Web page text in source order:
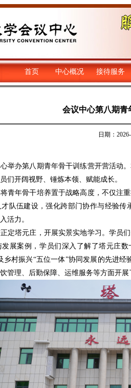
首页 中心概况 接待服务
会议中心第八期青
日期：
举办第八期青年骨干训练营开营活动
们开阔视野、锤炼本领、赋能成长。
青年骨干培养置于战略高度，不仅注
队伍建设，强化跨部门协作与经验
活力。
定塔元庄，开展实景实地学习。学员
展案例，学员们深入了解了塔元庄
乡村振兴“五位一体”协同发展的先进
管理、后勤保障、运维服务等方面开